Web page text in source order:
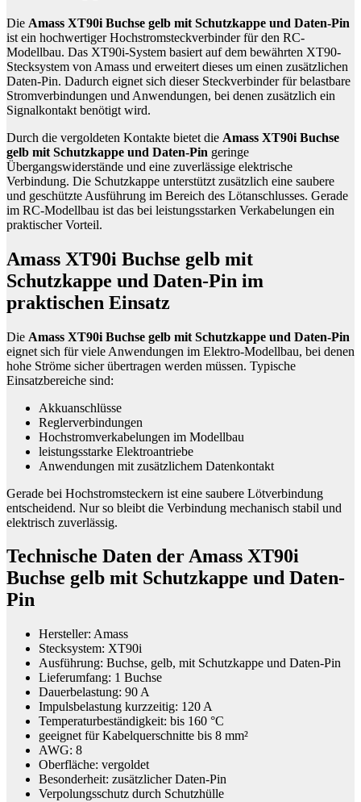
Die Amass XT90i Buchse gelb mit Schutzkappe und Daten-Pin
ist ein hochwertiger Hochstromsteckverbinder für den RC-
Modellbau. Das XT90i-System basiert auf dem bewährten XT90-
Stecksystem von Amass und erweitert dieses um einen zusätzlichen
Daten-Pin. Dadurch eignet sich dieser Steckverbinder für belastbare
Stromverbindungen und Anwendungen, bei denen zusätzlich ein
Signalkontakt benötigt wird.
Durch die vergoldeten Kontakte bietet die Amass XT90i Buchse
gelb mit Schutzkappe und Daten-Pin geringe
Übergangswiderstände und eine zuverlässige elektrische
Verbindung. Die Schutzkappe unterstützt zusätzlich eine saubere
und geschützte Ausführung im Bereich des Lötanschlusses. Gerade
im RC-Modellbau ist das bei leistungsstarken Verkabelungen ein
praktischer Vorteil.
Amass XT90i Buchse gelb mit
Schutzkappe und Daten-Pin im
praktischen Einsatz
Die Amass XT90i Buchse gelb mit Schutzkappe und Daten-Pin
eignet sich für viele Anwendungen im Elektro-Modellbau, bei denen
hohe Ströme sicher übertragen werden müssen. Typische
Einsatzbereiche sind:
Akkuanschlüsse
Reglerverbindungen
Hochstromverkabelungen im Modellbau
leistungsstarke Elektroantriebe
Anwendungen mit zusätzlichem Datenkontakt
Gerade bei Hochstromsteckern ist eine saubere Lötverbindung
entscheidend. Nur so bleibt die Verbindung mechanisch stabil und
elektrisch zuverlässig.
Technische Daten der Amass XT90i
Buchse gelb mit Schutzkappe und Daten-
Pin
Hersteller: Amass
Stecksystem: XT90i
Ausführung: Buchse, gelb, mit Schutzkappe und Daten-Pin
Lieferumfang: 1 Buchse
Dauerbelastung: 90 A
Impulsbelastung kurzzeitig: 120 A
Temperaturbeständigkeit: bis 160 °C
geeignet für Kabelquerschnitte bis 8 mm²
AWG: 8
Oberfläche: vergoldet
Besonderheit: zusätzlicher Daten-Pin
Verpolungsschutz durch Schutzhülle